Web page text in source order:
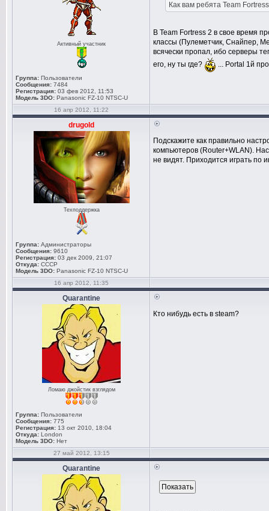
Активный участник
Группа: Пользователи
Сообщения: 7484
Регистрация: 03 фев 2012, 11:53
Модель 3DO: Panasonic FZ-10 NTSC-U
Как вам ребята Team
В Team Fortress 2 в свое время
классы (Пулеметчик, Снайпер,
всячески пропал, ибо серверы
его, ну ты где?
... Portal 1й
16 апр 2012, 11:22
drugold
Техподдержка
Группа: Администраторы
Сообщения: 9610
Регистрация: 03 дек 2009, 21:07
Откуда: СССР
Модель 3DO: Panasonic FZ-10 NTSC-U
Подскажите как правильно
компьютеров (Router+WLAN).
не видят. Приходится играть по
16 апр 2012, 11:35
Quarantine
Ломаю джойстик взглядом
Группа: Пользователи
Сообщения: 775
Регистрация: 13 окт 2010, 18:04
Откуда: London
Модель 3DO: Нет
Кто нибудь есть в steam?
27 май 2012, 13:15
Quarantine